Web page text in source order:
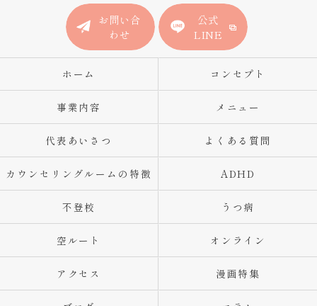
お問い合
わせ
公式
LINE
ホーム コンセプト
事業内容 メニュー
代表あいさつ よくある質問
カウンセリングルームの特徴 ADHD
不登校 うつ病
空ルート オンライン
アクセス 漫画特集